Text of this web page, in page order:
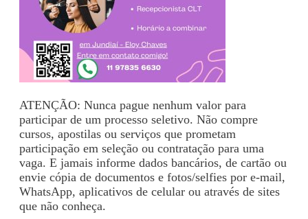
ATENÇÃO: Nunca pague nenhum valor para
participar de um processo seletivo. Não compre
cursos, apostilas ou serviços que prometam
participação em seleção ou contratação para uma
vaga. E jamais informe dados bancários, de cartão ou
envie cópia de documentos e fotos/selfies por e-mail,
WhatsApp, aplicativos de celular ou através de sites
que não conheça.